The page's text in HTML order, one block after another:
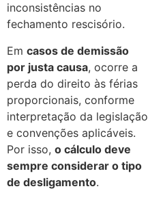
inconsistências no
fechamento rescisório.
Em casos de demissão
por justa causa, ocorre a
perda do direito às férias
proporcionais, conforme
interpretação da legislação
e convenções aplicáveis.
Por isso, o cálculo deve
sempre considerar o tipo
de desligamento.